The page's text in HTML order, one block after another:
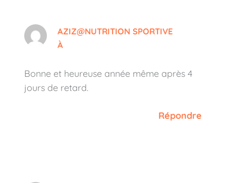
AZIZ@NUTRITION SPORTIVE
À
Bonne et heureuse année même après 4
jours de retard.
Répondre